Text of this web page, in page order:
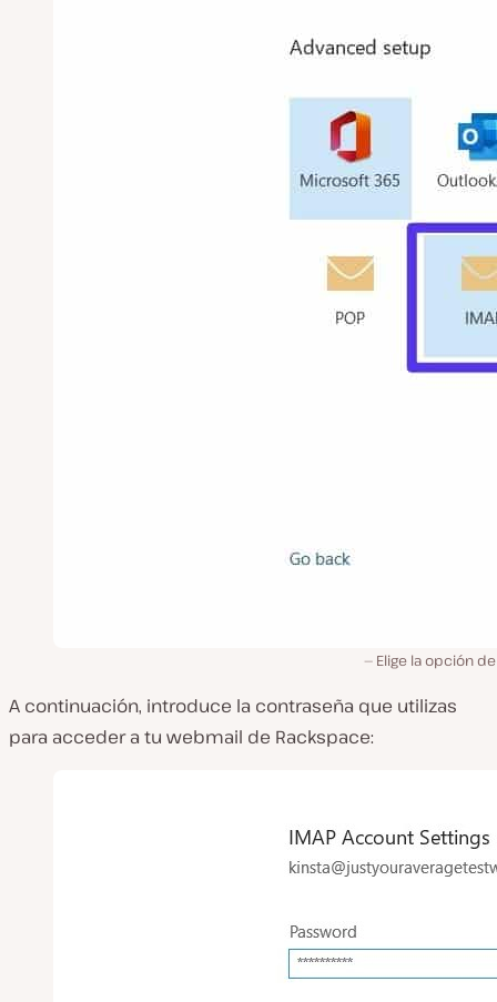
Elige la opción de
A continuación, introduce la contraseña que utilizas
para acceder a tu webmail de Rackspace: